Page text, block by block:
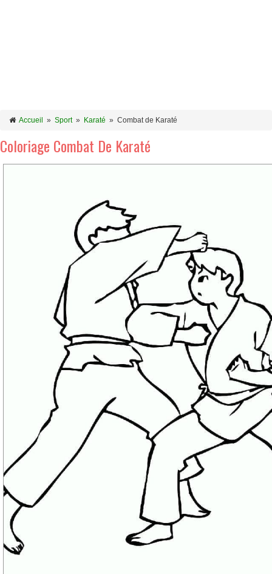
Accueil » Sport» Karaté » Combat de Karaté
Coloriage Combat De Karaté